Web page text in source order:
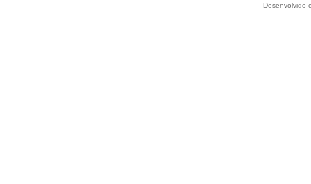
Desenvolvido